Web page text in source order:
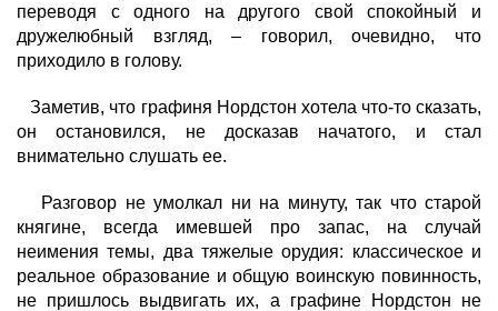
переводя с одного на другого свой спокойный и
дружелюбный взгляд, – говорил, очевидно, что
приходило в голову.
Заметив, что графиня Нордстон хотела что-то сказать,
он остановился, не досказав начатого, и стал
внимательно слушать ее.
Разговор не умолкал ни на минуту, так что старой
княгине, всегда имевшей про запас, на случай
неимения темы, два тяжелые орудия: классическое и
реальное образование и общую воинскую повинность,
не пришлось выдвигать их, а графине Нордстон не